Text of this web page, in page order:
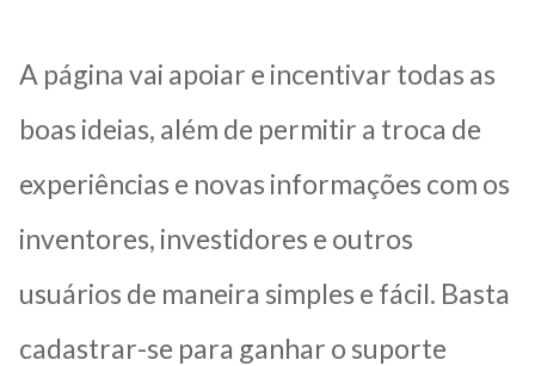
A página vai apoiar e incentivar todas as
boas ideias, além de permitir a troca de
experiências e novas informações com os
inventores, investidores e outros
usuários de maneira simples e fácil. Basta
cadastrar-se para ganhar o suporte